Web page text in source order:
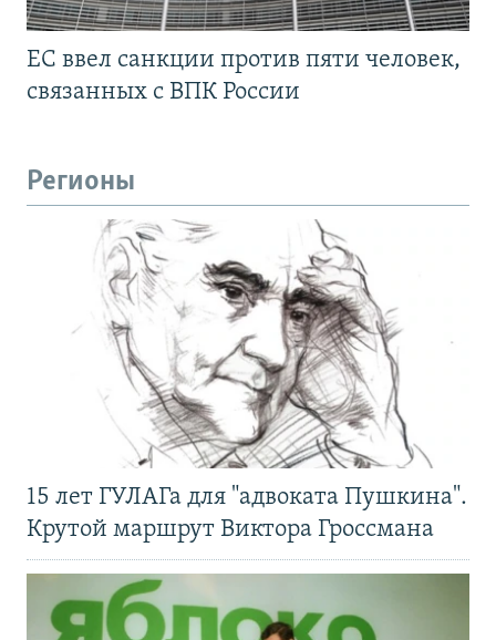
ЕС ввел санкции против пяти человек,
связанных с ВПК России
Регионы
15 лет ГУЛАГа для "адвоката Пушкина".
Крутой маршрут Виктора Гроссмана